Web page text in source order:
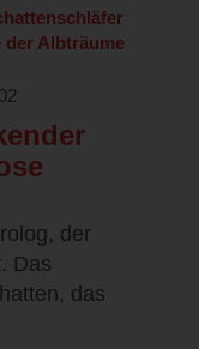
der Albträume
der
Das
das